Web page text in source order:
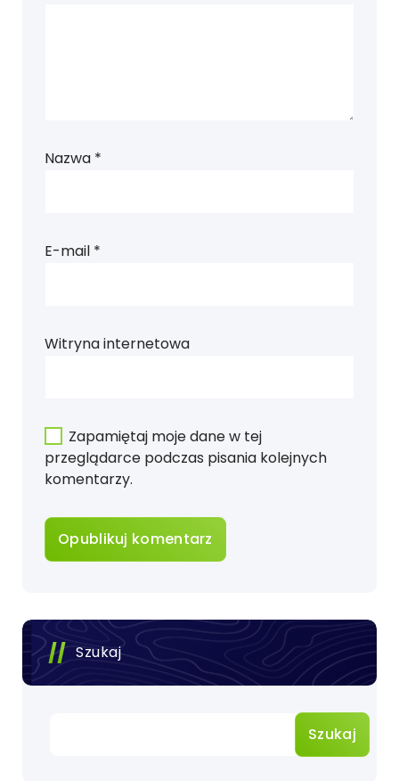
Nazwa *
E-mail *
Witryna internetowa
Zapamiętaj moje dane w tej
przeglądarce podczas pisania kolejnych
komentarzy.
Szukaj
Szukaj